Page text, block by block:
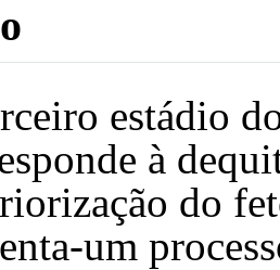
estádio
à
do
um